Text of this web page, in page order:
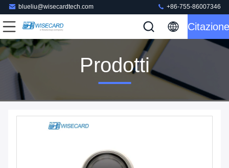
blueliu@wisecardtech.com +86-755-86007346
Citazione
Prodotti